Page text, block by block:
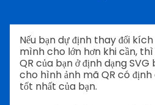
Nếu bạn dự định thay đổi
mình cho lớn hơn khi cần,
QR của bạn ở định dạng
cho hình ảnh mã QR có định
tốt nhất của bạn.